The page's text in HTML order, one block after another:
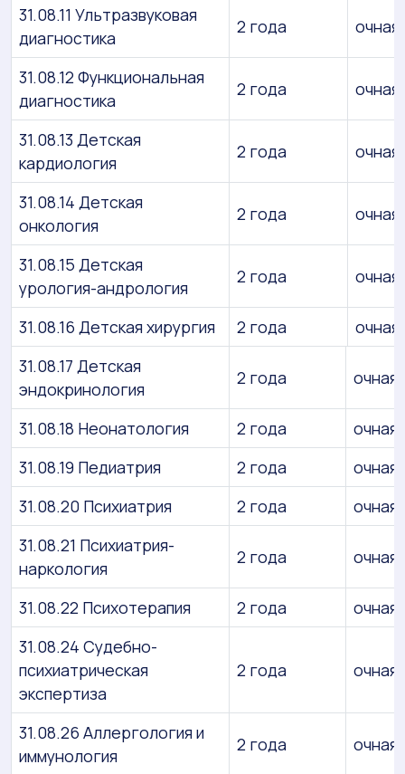
31.08.11 Ультразвуковая
диагностика
2 года очная
31.08.12 Функциональная
диагностика
2 года очная
31.08.13 Детская
кардиология
2 года очная
31.08.14 Детская
онкология
2 года очная
31.08.15 Детская
урология-андрология
2 года очная
31.08.16 Детская хирургия 2 года
очная
31.08.17 Детская
эндокринология
2 года очная
31.08.18 Неонатология 2 года
очная
31.08.19 Педиатрия
2 года
очная
31.08.20 Психиатрия
2 года
очная
31.08.21 Психиатрия-
наркология
2 года очная
31.08.22 Психотерапия 2 года
очная
31.08.24 Судебно-
психиатрическая
экспертиза
2 года очная
31.08.26 Аллергология и
иммунология
2 года очная